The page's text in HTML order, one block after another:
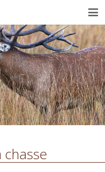
chasse